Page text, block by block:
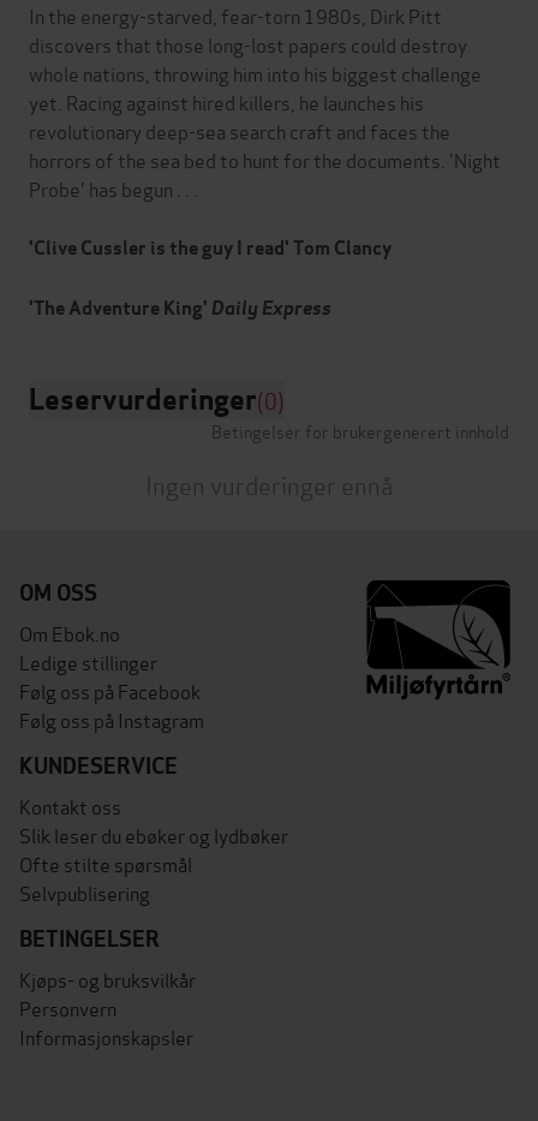
In the energy-starved, fear-torn 1980s, Dirk Pitt
discovers that those long-lost papers could destroy
whole nations, throwing him into his biggest challenge
yet. Racing against hired killers, he launches his
revolutionary deep-sea search craft and faces the
horrors of the sea bed to hunt for the documents. 'Night
Probe' has begun . . .
'Clive Cussler is the guy I read' Tom Clancy
'The Adventure King' Daily Express
Leservurderinger(0)
Betingelser for brukergenerert innhold
Ingen vurderinger ennå
OM OSS
Om Ebok.no
Ledige stillinger
Følg oss på Facebook
Følg oss på Instagram
KUNDESERVICE
Kontakt oss
Slik leser du ebøker og lydbøker
Ofte stilte spørsmål
Selvpublisering
BETINGELSER
Kjøps- og bruksvilkår
Personvern
Informasjonskapsler